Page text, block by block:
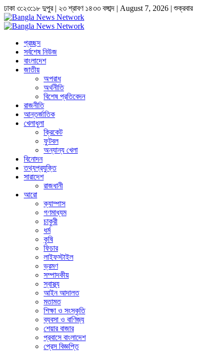
ঢাকা ৩:২৩:১৯ দুপুর| ২৩ শ্রাবণ ১৪৩৩ বঙ্গাব্দ | August 7, 2026 |শুক্রবার
প্রচ্ছদ
সর্বশেষ নিউজ
বাংলাদেশ
জাতীয়
অপরাধ
অর্থনীতি
বিশেষ প্রতিবেদন
রাজনীতি
আন্তর্জাতিক
খেলাধুলা
ক্রিকেট
ফুটবল
অন্যান্য খেলা
বিনোদন
তথ্যপ্রযুক্তি
সারাদেশ
রাজধানী
আরো
ক্যাম্পাস
গণমাধ্যম
চাকুরী
ধর্ম
কৃষি
ফিচার
লাইফস্টাইল
ভ্রমণ
সম্পাদকীয়
স্বাস্থ্য
আইন আদালত
মতামত
শিক্ষা ও সংস্কৃতি
ব্যবসা ও বাণিজ্য
শেয়ার বাজার
প্রবাসে বাংলাদেশ
প্রেস বিজ্ঞপ্তি